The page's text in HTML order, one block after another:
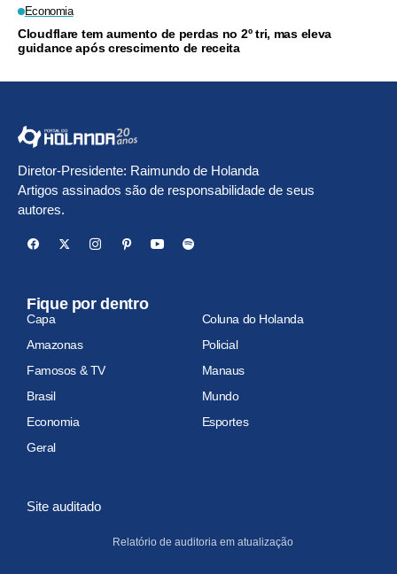
Economia
Cloudflare tem aumento de perdas no 2º tri, mas eleva
guidance após crescimento de receita
Diretor-Presidente: Raimundo de Holanda
Artigos assinados são de responsabilidade de seus
autores.
Fique por dentro
Capa
Coluna do Holanda
Amazonas
Policial
Famosos & TV
Manaus
Brasil
Mundo
Economia
Esportes
Geral
Site auditado
Relatório de auditoria em atualização